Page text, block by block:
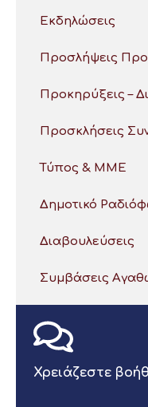
Εκδηλώσεις
Προσλήψεις
Προκηρύξεις –
Προσκλήσεις
Τύπος & ΜΜΕ
Δημοτικό
Διαβουλεύσεις
Συμβάσεις
Χρειάζεστε